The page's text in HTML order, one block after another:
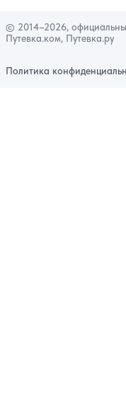
© 2014–2026,
Путевка.ком, Путевка.ру
Политика